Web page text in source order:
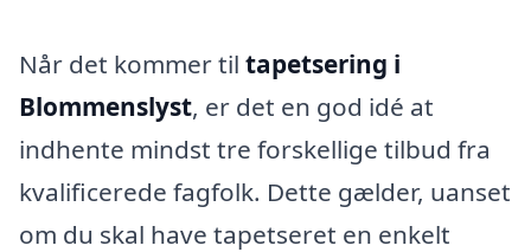
Når det kommer til tapetsering i
Blommenslyst, er det en god idé at
indhente mindst tre forskellige tilbud fra
kvalificerede fagfolk. Dette gælder, uanset
om du skal have tapetseret en enkelt